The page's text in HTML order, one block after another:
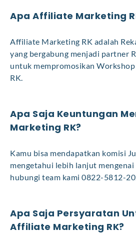
Apa Affiliate Marketing
Affiliate Marketing RK adalah
yang bergabung menjadi partner
untuk mempromosikan
RK.
Apa Saja Keuntungan
Marketing RK?
Kamu bisa mendapatkan komisi
mengetahui lebih lanjut mengenai
hubungi team kami 0822-5812-
Apa Saja Persyaratan
Affiliate Marketing RK?